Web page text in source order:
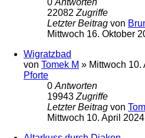
22082 Zugriffe
Letzter Beitrag von
Mittwoch 16. Oktober
Wigratzbad
von Tomek M » Mittwoch 10.
Pforte
0 Antworten
19943 Zugriffe
Letzter Beitrag von
Mittwoch 10. April